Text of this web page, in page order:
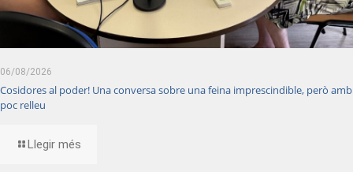
06/08/2026
Cosidores al poder! Una conversa sobre una feina imprescindible, però amb
poc relleu
Llegir més